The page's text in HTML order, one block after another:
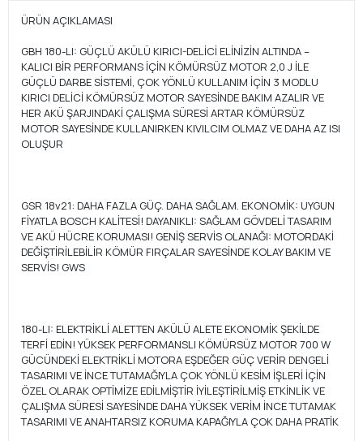
ÜRÜN AÇIKLAMASI
GBH 180-LI: GÜÇLÜ AKÜLÜ KIRICI-DELİCİ ELİNİZİN ALTINDA –
KALICI BİR PERFORMANS İÇİN KÖMÜRSÜZ MOTOR 2,0 J İLE
GÜÇLÜ DARBE SİSTEMİ, ÇOK YÖNLÜ KULLANIM İÇİN 3 MODLU
KIRICI DELİCİ KÖMÜRSÜZ MOTOR SAYESİNDE BAKIM AZALIR VE
HER AKÜ ŞARJINDAKİ ÇALIŞMA SÜRESİ ARTAR KÖMÜRSÜZ
MOTOR SAYESİNDE KULLANIRKEN KIVILCIM OLMAZ VE DAHA AZ ISI
OLUŞUR
GSR 18v21: DAHA FAZLA GÜÇ. DAHA SAĞLAM. EKONOMİK: UYGUN
FİYATLA BOSCH KALİTESİ! DAYANIKLI: SAĞLAM GÖVDELİ TASARIM
VE AKÜ HÜCRE KORUMASI! GENİŞ SERVİS OLANAĞI: MOTORDAKİ
DEĞİŞTİRİLEBİLİR KÖMÜR FIRÇALAR SAYESİNDE KOLAY BAKIM VE
SERVİS! GWS
180-LI: ELEKTRİKLİ ALETTEN AKÜLÜ ALETE EKONOMİK ŞEKİLDE
TERFİ EDİN! YÜKSEK PERFORMANSLI KÖMÜRSÜZ MOTOR 700 W
GÜCÜNDEKİ ELEKTRİKLİ MOTORA EŞDEĞER GÜÇ VERİR DENGELİ
TASARIMI VE İNCE TUTAMAĞIYLA ÇOK YÖNLÜ KESİM İŞLERİ İÇİN
ÖZEL OLARAK OPTİMİZE EDİLMİŞTİR İYİLEŞTİRİLMİŞ ETKİNLİK VE
ÇALIŞMA SÜRESİ SAYESİNDE DAHA YÜKSEK VERİM İNCE TUTAMAK
TASARIMI VE ANAHTARSIZ KORUMA KAPAĞIYLA ÇOK DAHA PRATİK